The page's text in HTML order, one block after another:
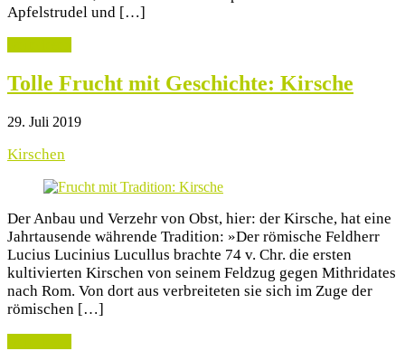
Apfelstrudel und […]
Tolle Frucht mit Geschichte: Kirsche
29. Juli 2019
Kirschen
Der Anbau und Verzehr von Obst, hier: der Kirsche, hat eine
Jahrtausende währende Tradition: »Der römische Feldherr
Lucius Lucinius Lucullus brachte 74 v. Chr. die ersten
kultivierten Kirschen von seinem Feldzug gegen Mithridates
nach Rom. Von dort aus verbreiteten sie sich im Zuge der
römischen […]